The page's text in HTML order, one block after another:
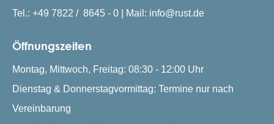
Tel.: +49 7822 / 8645 - 0 | Mail: info@rust.de
Öffnungszeiten
Montag, Mittwoch, Freitag: 08:30 - 12:00 Uhr
Dienstag & Donnerstagvormittag: Termine nur nach
Vereinbarung